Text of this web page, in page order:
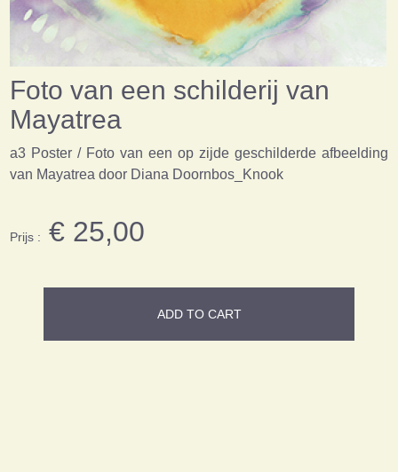
Foto van een schilderij van
Mayatrea
a3 Poster / Foto van een op zijde geschilderde afbeelding
van Mayatrea door Diana Doornbos_Knook
Prijs : € 25,00
ADD TO CART